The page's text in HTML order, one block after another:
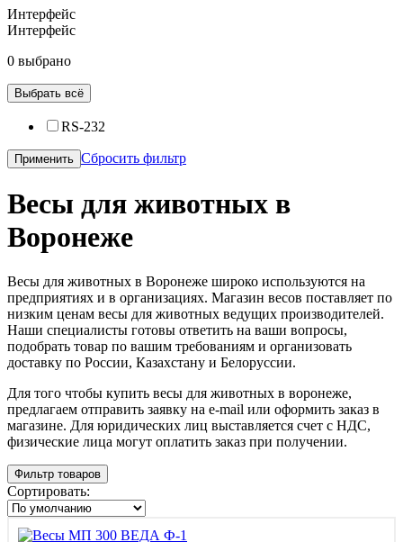
Интерфейс
Интерфейс
0 выбрано
Выбрать всё
RS-232
Применить Сбросить фильтр
Весы для животных в
Воронеже
Весы для животных в Воронеже широко используются на
предприятиях и в организациях. Магазин весов поставляет по
низким ценам весы для животных ведущих производителей.
Наши специалисты готовы ответить на ваши вопросы,
подобрать товар по вашим требованиям и организовать
доставку по России, Казахстану и Белоруссии.
Для того чтобы купить весы для животных в воронеже,
предлагаем отправить заявку на e-mail или оформить заказ в
магазине. Для юридических лиц выставляется счет с НДС,
физические лица могут оплатить заказ при получении.
Фильтр товаров
Сортировать: